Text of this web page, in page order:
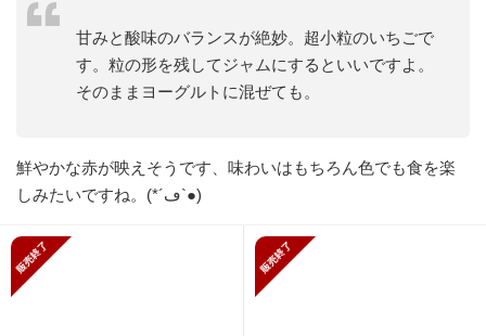
甘みと酸味のバランスが絶妙。超小粒のいちごで
す。粒の形を残してジャムにするといいですよ。
そのままヨーグルトに混ぜても。
鮮やかな赤が映えそうです、味わいはもちろん色でも食を楽
しみたいですね。(*´ڡ`●)